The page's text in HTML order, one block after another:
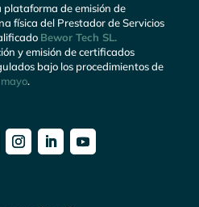
plataforma de emisión de
física del Prestador de Servicios
Bewor Tech SL.
y emisión de certificados
bajo los procedimientos de
.